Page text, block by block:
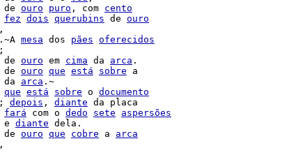
de ouro puro , com cento
fez dois querubins de ouro
,
.~A mesa dos pães oferecidos
;
de ouro em cima da arca .
de ouro que está sobre a
da arca .~
que está sobre o documento
; depois , diante da placa
fará com o dedo sete
aspersões
e diante dela.
de ouro que cobre a arca